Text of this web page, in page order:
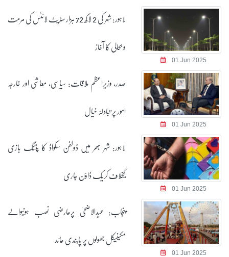
01 Jun 2025
لاہور: شہر کی 2 لاکھ 72 ہزار سٹریٹ لائٹس کی مرمت
و بحالی کا آغاز
01 Jun 2025
صدر، وزیراعظم ملاقات: سیاسی، معاشی اور خارجہ
امور پر تبادلۂ خیال
01 Jun 2025
لاہور: شہر بھر میں ڈولفن سکواڈ کا پتنگ بازی
کیخلاف کریک ڈاؤن جاری
01 Jun 2025
پنجاب: عیدالاضحیٰ پرعارضی نصب ہونیوالے
مکینیکل جھولوں پر پابندی عائد